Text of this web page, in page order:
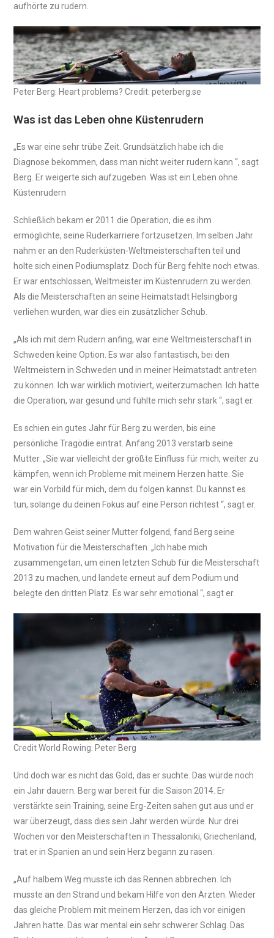
aufhörte zu rudern.
Peter Berg: Heart problems? Credit: peterberg.se
Was ist das Leben ohne Küstenrudern
„Es war eine sehr trübe Zeit. Grundsätzlich habe ich die
Diagnose bekommen, dass man nicht weiter rudern kann “, sagt
Berg. Er weigerte sich aufzugeben. Was ist ein Leben ohne
Küstenrudern
Schließlich bekam er 2011 die Operation, die es ihm
ermöglichte, seine Ruderkarriere fortzusetzen. Im selben Jahr
nahm er an den Ruderküsten-Weltmeisterschaften teil und
holte sich einen Podiumsplatz. Doch für Berg fehlte noch etwas.
Er war entschlossen, Weltmeister im Küstenrudern zu werden.
Als die Meisterschaften an seine Heimatstadt Helsingborg
verliehen wurden, war dies ein zusätzlicher Schub.
„Als ich mit dem Rudern anfing, war eine Weltmeisterschaft in
Schweden keine Option. Es war also fantastisch, bei den
Weltmeistern in Schweden und in meiner Heimatstadt antreten
zu können. Ich war wirklich motiviert, weiterzumachen. Ich hatte
die Operation, war gesund und fühlte mich sehr stark “, sagt er.
Es schien ein gutes Jahr für Berg zu werden, bis eine
persönliche Tragödie eintrat. Anfang 2013 verstarb seine
Mutter. „Sie war vielleicht der größte Einfluss für mich, weiter zu
kämpfen, wenn ich Probleme mit meinem Herzen hatte. Sie
war ein Vorbild für mich, dem du folgen kannst. Du kannst es
tun, solange du deinen Fokus auf eine Person richtest “, sagt er.
Dem wahren Geist seiner Mutter folgend, fand Berg seine
Motivation für die Meisterschaften. „Ich habe mich
zusammengetan, um einen letzten Schub für die Meisterschaft
2013 zu machen, und landete erneut auf dem Podium und
belegte den dritten Platz. Es war sehr emotional “, sagt er.
Credit World Rowing: Peter Berg
Und doch war es nicht das Gold, das er suchte. Das würde noch
ein Jahr dauern. Berg war bereit für die Saison 2014. Er
verstärkte sein Training, seine Erg-Zeiten sahen gut aus und er
war überzeugt, dass dies sein Jahr werden würde. Nur drei
Wochen vor den Meisterschaften in Thessaloniki, Griechenland,
trat er in Spanien an und sein Herz begann zu rasen.
„Auf halbem Weg musste ich das Rennen abbrechen. Ich
musste an den Strand und bekam Hilfe von den Ärzten. Wieder
das gleiche Problem mit meinem Herzen, das ich vor einigen
Jahren hatte. Das war mental ein sehr schwerer Schlag. Das